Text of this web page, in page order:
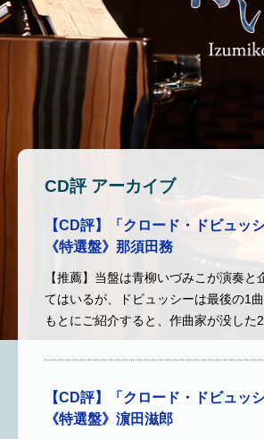
CD評 アーカイブ
【CD評】「クロード・ドビュッ
《特選盤》那須田務
【推薦】当盤は青柳いづみこが演奏
てはいるが、ドビュッシーは最後の1
もとにご紹介すると、作曲家が没し
【CD評】「クロード・ドビュッ
《特選盤》濵田滋郎